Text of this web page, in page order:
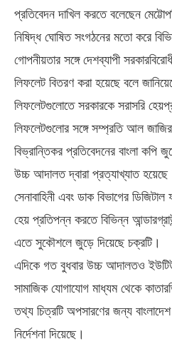
প্রতিবেদন দাখিল করতে বলেছেন
নিষিদ্ধ ঘোষিত সংগঠনের মতো করে
গোপনীয়তার সঙ্গে দেশব্যাপী
লিফলেট বিতরণ করা হয়েছে বলে
লিফলেটগুলোতে সরকারকে সরাসরি
লিফলেটগুলোর সঙ্গে সম্প্রতি আল
বিভ্রান্তিকর প্রতিবেদনের বাংলা কপি
উচ্চ আদালত দ্বারা প্রত্যাখ্যাত
সেনাবাহিনী এবং ডাক বিভাগের ডিজিটাল
হেয় প্রতিপন্ন করতে বিভিন্ন
এতে সুকৌশলে জুড়ে দিয়েছে চক্রটি।
এদিকে গত বুধবার উচ্চ আদালতও
সামাজিক যোগাযোগ মাধ্যম থেকে
তথ্য চিত্রটি অপসারণের জন্য
নির্দেশনা দিয়েছে।